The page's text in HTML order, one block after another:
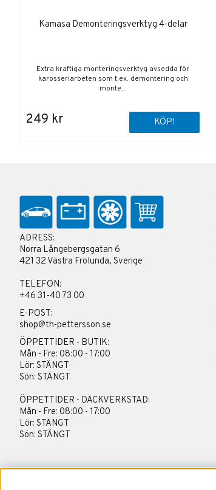
Kamasa Demonteringsverktyg 4-delar
Extra kraftiga monteringsverktyg avsedda för
karosseriarbeten som t.ex. demontering och
monte...
249 kr KÖP!
ADRESS:
Norra Långebergsgatan 6
421 32 Västra Frölunda, Sverige
TELEFON:
+46 31-40 73 00
E-POST:
shop@th-pettersson.se
ÖPPETTIDER - BUTIK:
Mån - Fre: 08:00 - 17:00
Lör: STÄNGT
Sön: STÄNGT
ÖPPETTIDER - DÄCKVERKSTAD:
Mån - Fre: 08:00 - 17:00
Lör: STÄNGT
Sön: STÄNGT